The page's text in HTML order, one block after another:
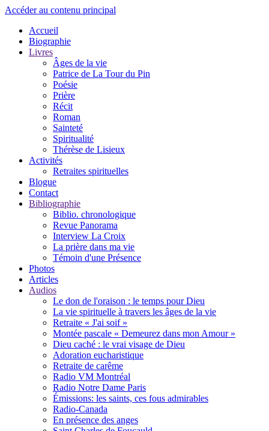
Accéder au contenu principal
Accueil
Biographie
Livres
Âges de la vie
Patrice de La Tour du Pin
Poésie
Prière
Récit
Roman
Sainteté
Spiritualité
Thérèse de Lisieux
Activités
Retraites spirituelles
Blogue
Contact
Bibliographie
Biblio. chronologique
Revue Panorama
Interview La Croix
La prière dans ma vie
Témoin d'une Présence
Photos
Articles
Audios
Le don de l'oraison : le temps pour Dieu
La vie spirituelle à travers les âges de la vie
Retraite « J'ai soif »
Montée pascale « Demeurez dans mon Amour »
Dieu caché : le vrai visage de Dieu
Adoration eucharistique
Retraite de carême
Radio VM Montréal
Radio Notre Dame Paris
Émissions: les saints, ces fous admirables
Radio-Canada
En présence des anges